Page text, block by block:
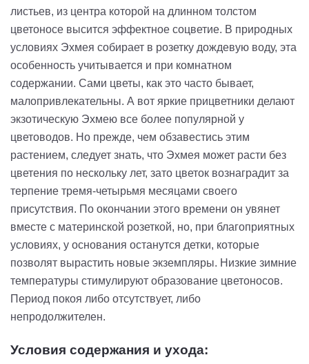
листьев, из центра которой на длинном толстом
цветоносе высится эффектное соцветие. В природных
условиях Эхмея собирает в розетку дождевую воду, эта
особенность учитывается и при комнатном
содержании. Сами цветы, как это часто бывает,
малопривлекательны. А вот яркие прицветники делают
экзотическую Эхмею все более популярной у
цветоводов. Но прежде, чем обзавестись этим
растением, следует знать, что Эхмея может расти без
цветения по нескольку лет, зато цветок вознаградит за
терпение тремя-четырьмя месяцами своего
присутствия. По окончании этого времени он увянет
вместе с материнской розеткой, но, при благоприятных
условиях, у основания останутся детки, которые
позволят вырастить новые экземпляры. Низкие зимние
температуры стимулируют образование цветоносов.
Период покоя либо отсутствует, либо
непродолжителен.
Условия содержания и ухода: